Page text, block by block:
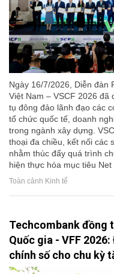
Ngày 16/7/2026, Diễn đàn
Việt Nam – VSCF 2026 đã
tụ đông đảo lãnh đạo các
tổ chức quốc tế, doanh
trong ngành xây dựng.
thoại đa chiều, kết nối các
nhằm thúc đẩy quá trình
hiện thực hóa mục tiêu Net
Toàn cảnh Kinh tế
Techcombank đồng
Quốc gia - VFF
chính số cho chu kỳ